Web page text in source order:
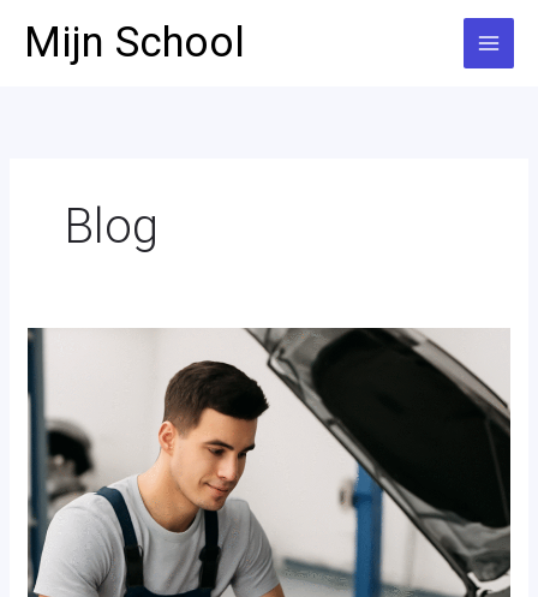
naarMijn School
Blog
Automonteur